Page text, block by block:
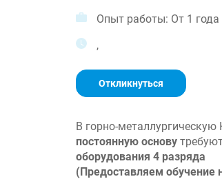
Опыт работы: От 1 года
,
Откликнуться
В горно-
постоянную основу
оборудования 4 разряда
(Предоставляем обучение